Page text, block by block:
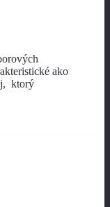
ako
ktorý